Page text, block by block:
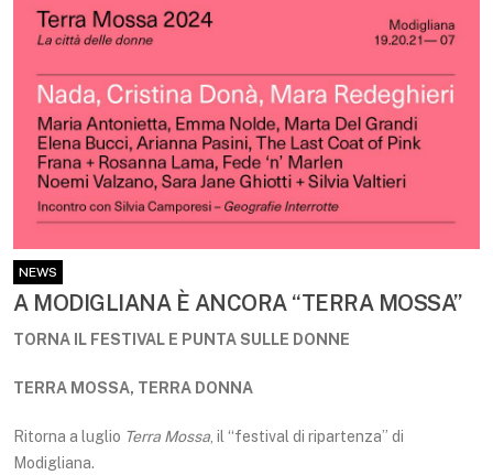
NEWS
A MODIGLIANA È ANCORA “TERRA MOSSA”
TORNA IL FESTIVAL E PUNTA SULLE DONNE
TERRA MOSSA, TERRA DONNA
Ritorna a luglio Terra Mossa , il “festival di ripartenza” di
Modigliana.